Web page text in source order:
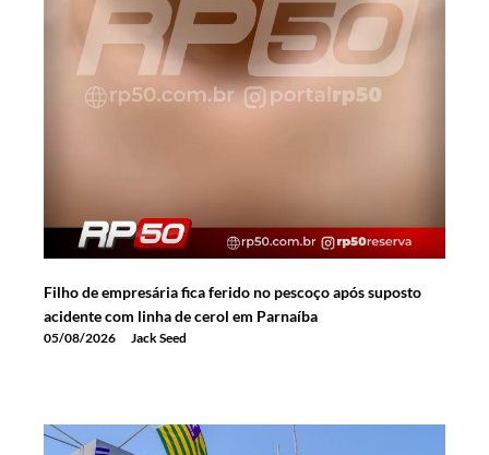
Filho de empresária fica ferido no pescoço após suposto
acidente com linha de cerol em Parnaíba
05/08/2026 Jack Seed